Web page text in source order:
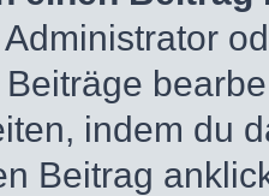
indem du
Beitrag